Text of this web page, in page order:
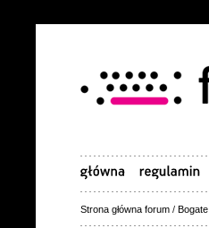
Strona główna forum /